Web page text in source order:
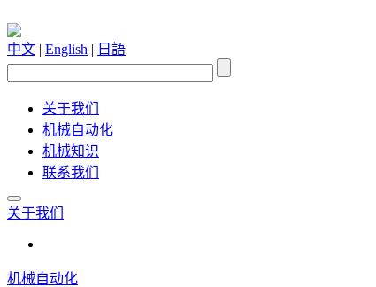
中文 | English | 日語
关于我们
机械自动化
机械知识
联系我们
关于我们
机械自动化